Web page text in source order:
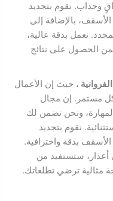
وجذاب. نقوم بتجديد
بالإضافة إلى
نعمل بدقة عالية،
الحصول على نتائج
، حيث إن الأعمال
مستمر. إن مجال
ونحن نضمن لك
نقوم بتجديد
بدقة واحترافية.
أعذار، ستستفيد من
مثالية ترضي تطلعاتك.